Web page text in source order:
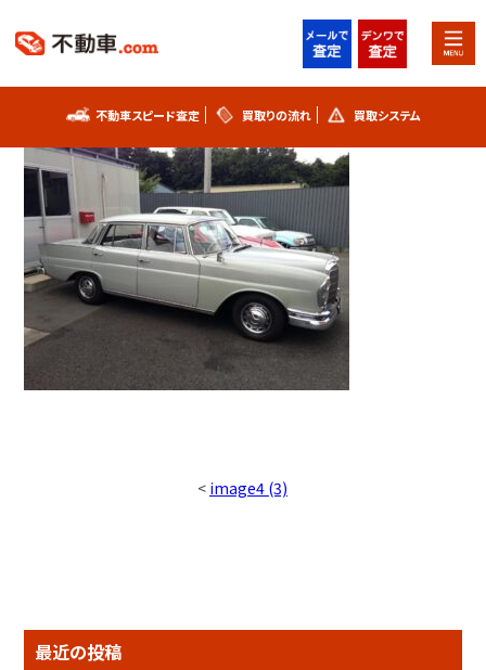
不動車スピード査定 買取りの流れ
買取システム 事故車査定フォーム
不動車買取実績 シリアルナンバー解説
お知らせ スタッフブログ
プライバシーポリシー
不動車スピード査定 買取りの流れ 買取システム
image4 (3)
< image4 (3)
最近の投稿